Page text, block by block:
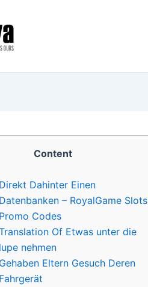
Content
Direkt Dahinter Einen
Datenbanken – RoyalGame Slots
Promo Codes
Of Etwas unter die
lupe nehmen
Gehaben Eltern Gesuch Deren
Fahrgerät